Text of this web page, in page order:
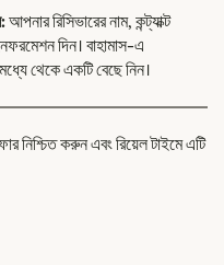
আপনার রিসিভারের নাম, কন্ট্যাক্ট
দিন। বাহামাস-এ
থেকে একটি বেছে নিন।
নিশ্চিত করুন এবং রিয়েল টাইমে এটি